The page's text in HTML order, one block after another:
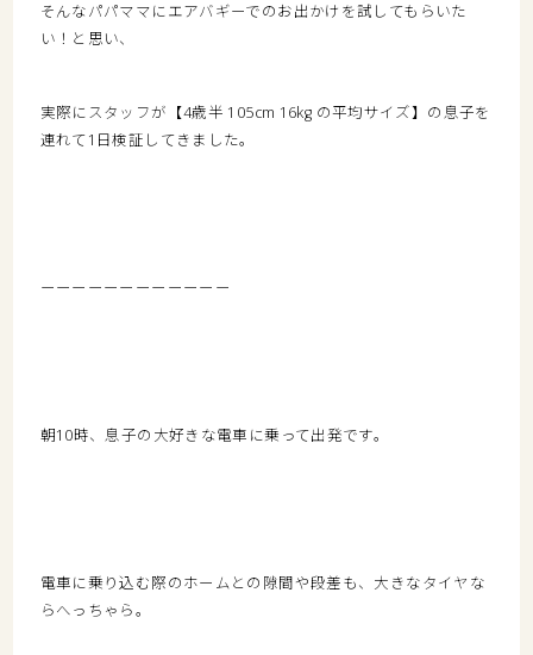
そんなパパママにエアバギーでのお出かけを試してもらいた
い！と思い、
実際にスタッフが【4歳半 105cm 16kg の平均サイズ】の息子を
連れて1日検証してきました。
ーーーーーーーーーーーー
朝10時、息子の大好きな電車に乗って出発です。
電車に乗り込む際のホームとの隙間や段差も、大きなタイヤな
らへっちゃら。